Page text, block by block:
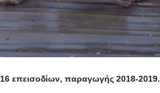
16 επεισοδίων, παραγωγής 2018-2019.